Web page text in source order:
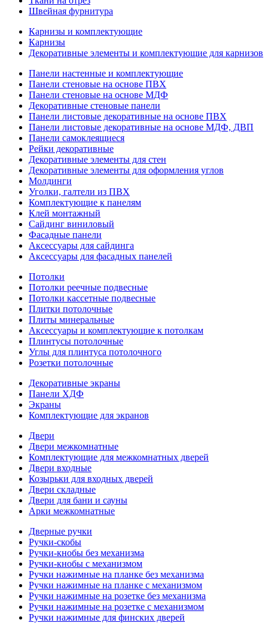
Швейная фурнитура
Карнизы и комплектующие
Карнизы
Декоративные элементы и комплектующие для карнизов
Панели настенные и комплектующие
Панели стеновые на основе ПВХ
Панели стеновые на основе МДФ
Декоративные стеновые панели
Панели листовые декоративные на основе ПВХ
Панели листовые декоративные на основе МДФ, ДВП
Панели самоклеящиеся
Рейки декоративные
Декоративные элементы для стен
Декоративные элементы для оформления углов
Молдинги
Уголки, галтели из ПВХ
Комплектующие к панелям
Клей монтажный
Сайдинг виниловый
Фасадные панели
Аксессуары для сайдинга
Аксессуары для фасадных панелей
Потолки
Потолки реечные подвесные
Потолки кассетные подвесные
Плитки потолочные
Плиты минеральные
Аксессуары и комплектующие к потолкам
Плинтусы потолочные
Углы для плинтуса потолочного
Розетки потолочные
Декоративные экраны
Панели ХДФ
Экраны
Комплектующие для экранов
Двери
Двери межкомнатные
Комплектующие для межкомнатных дверей
Двери входные
Козырьки для входных дверей
Двери складные
Двери для бани и сауны
Арки межкомнатные
Дверные ручки
Ручки-скобы
Ручки-кнобы без механизма
Ручки-кнобы с механизмом
Ручки нажимные на планке без механизма
Ручки нажимные на планке с механизмом
Ручки нажимные на розетке без механизма
Ручки нажимные на розетке с механизмом
Ручки нажимные для финских дверей